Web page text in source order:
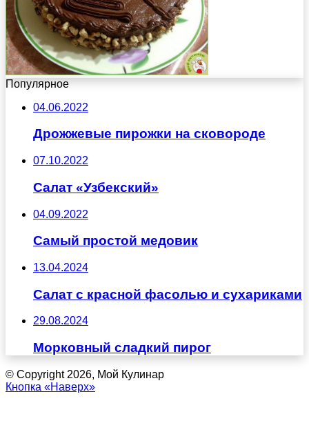
Популярное
04.06.2022
Дрожжевые пирожки на сковороде
07.10.2022
Салат «Узбекский»
04.09.2022
Самый простой медовик
13.04.2024
Салат с красной фасолью и сухариками
29.08.2024
Морковный сладкий пирог
© Copyright 2026, Мой Кулинар
Кнопка «Наверх»